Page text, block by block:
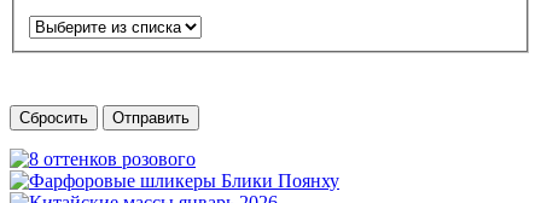
Сбросить Отправить